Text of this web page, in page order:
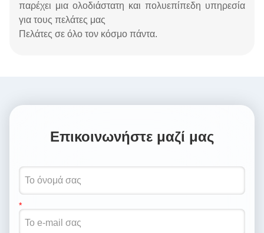
παρέχει μια ολοδιάστατη και πολυεπίπεδη υπηρεσία
για τους πελάτες μας
Πελάτες σε όλο τον κόσμο πάντα.
Επικοινωνήστε μαζί μας